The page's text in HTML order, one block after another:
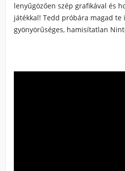
lenyűgözően szép grafikával és
játékkal! Tedd próbára magad te
gyönyörűséges, hamisítatlan